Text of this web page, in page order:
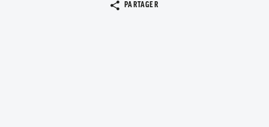
PARTAGER